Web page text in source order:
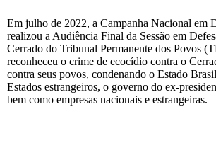
Em julho de 2022, a Campanha Nacional em
realizou a Audiência Final da Sessão em
Cerrado do Tribunal Permanente dos Povos
reconheceu o crime de ecocídio contra o
contra seus povos, condenando o Estado
Estados estrangeiros, o governo do ex-
bem como empresas nacionais e estrangeiras.